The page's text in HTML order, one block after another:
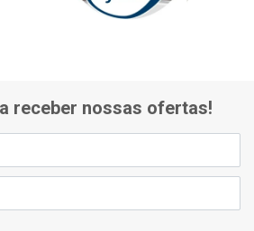
receber nossas ofertas!